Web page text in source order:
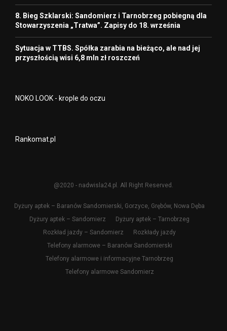
8. Bieg Szklarski: Sandomierz i Tarnobrzeg pobiegną dla
Stowarzyszenia „Tratwa”. Zapisy do 18. września
Sytuacja w TTBS. Spółka zarabia na bieżąco, ale nad jej
przyszłością wisi 6,8 mln zł roszczeń
NOKO LOOK - krople do oczu
Rankomat.pl
@2020 - nadwisla24.pl. All Right Reserved.
Dyżury aptek – Baranów Sandomierski, Gorzyce, Grębów, Nowa Dęba
Dyżury aptek – Sandomierz
Dyżury aptek – Tarnobrzeg
Rozkład jazdy – Sandomierz
Rozkłady jazdy
Telefony alarmowe – Baranów Sandomierski
Telefony alarmowe i informacyjne Tarnobrzeg
Telefony alarmowe Sandomierz